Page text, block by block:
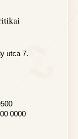
utca 7.
0000